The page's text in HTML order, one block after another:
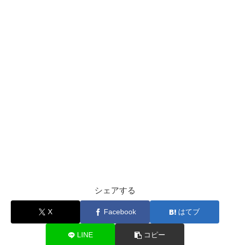
シェアする
X Facebook はてブ
LINE コピー